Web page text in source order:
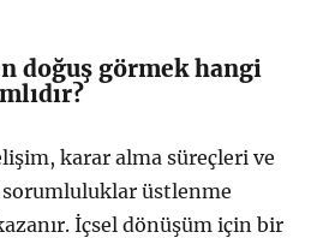
doğuş görmek hangi
karar alma süreçleri ve
sorumluluklar üstlenme
İçsel dönüşüm için bir